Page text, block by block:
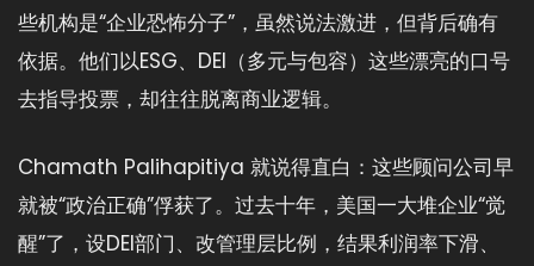
些机构是“企业恐怖分子”，虽然说法激进，但背后确有
依据。他们以ESG、DEI（多元与包容）这些漂亮的口号
去指导投票，却往往脱离商业逻辑。
Chamath Palihapitiya 就说得直白：这些顾问公司早
就被“政治正确”俘获了。过去十年，美国一大堆企业“觉
醒”了，设DEI部门、改管理层比例，结果利润率下滑、